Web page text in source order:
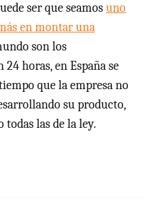
ser que seamosuno
en montar una
son los
24 horas, en España se
que la empresa no
su producto,
las de la ley.